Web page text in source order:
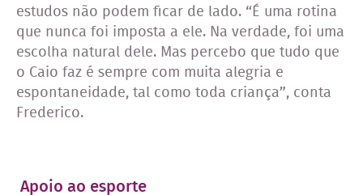
estudos não podem ficar de lado. “É uma rotina
que nunca foi imposta a ele. Na verdade, foi uma
escolha natural dele. Mas percebo que tudo que
o Caio faz é sempre com muita alegria e
espontaneidade, tal como toda criança”, conta
Frederico.
Apoio ao esporte